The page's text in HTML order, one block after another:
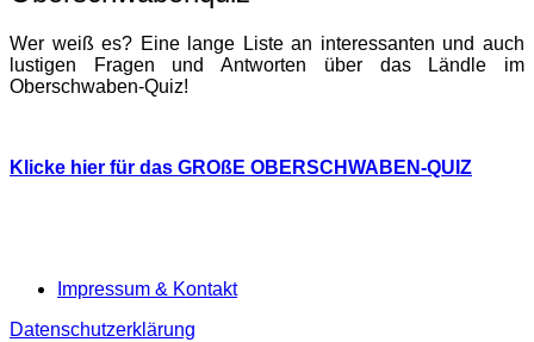
Wer weiß es? Eine lange Liste an interessanten und auch
lustigen Fragen und Antworten über das Ländle im
Oberschwaben-Quiz!
Klicke hier für das GROßE OBERSCHWABEN-QUIZ
Impressum & Kontakt
Datenschutzerklärung